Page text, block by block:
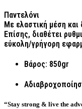
Παντελόνι
Με ελαστική μέση
Επίσης, διαθέτει
εύκολη/γρήγορη
Βάρος: 850gr
“Stay strong & live the